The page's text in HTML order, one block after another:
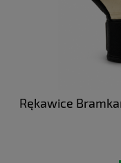
Rękawice